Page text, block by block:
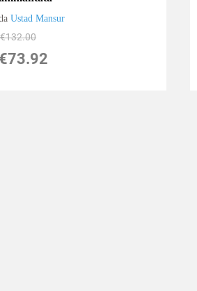
Ustad Mansur
€132.00
€73.92